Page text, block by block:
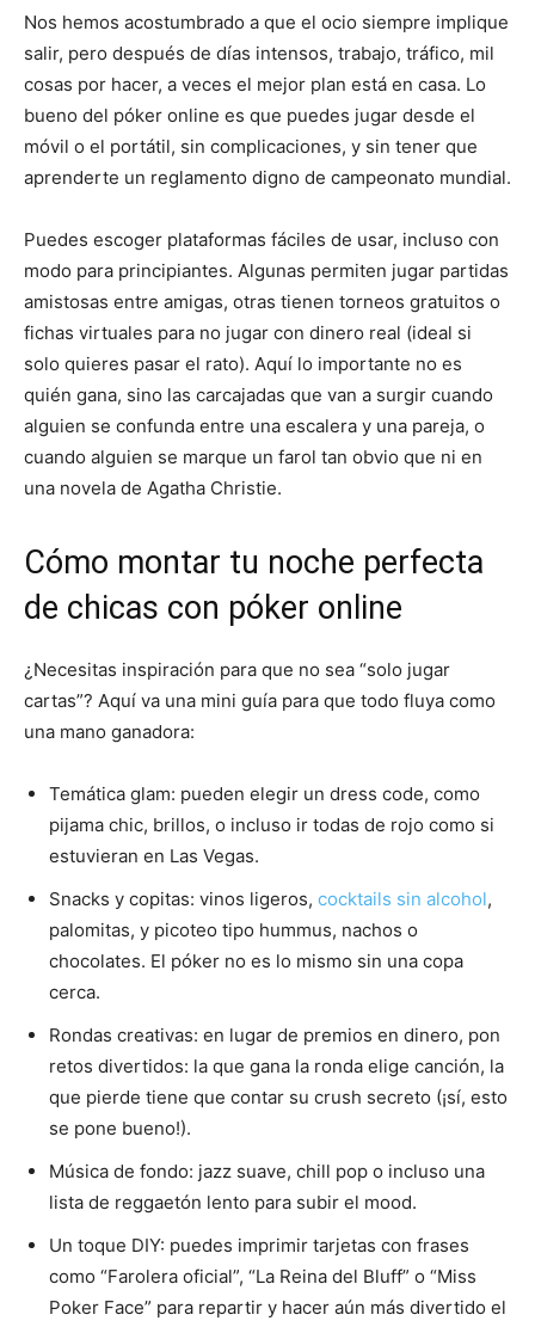
Nos hemos acostumbrado a que el ocio siempre implique
salir, pero después de días intensos, trabajo, tráfico, mil
cosas por hacer, a veces el mejor plan está en casa. Lo
bueno del póker online es que puedes jugar desde el
móvil o el portátil, sin complicaciones, y sin tener que
aprenderte un reglamento digno de campeonato mundial.
Puedes escoger plataformas fáciles de usar, incluso con
modo para principiantes. Algunas permiten jugar partidas
amistosas entre amigas, otras tienen torneos gratuitos o
fichas virtuales para no jugar con dinero real (ideal si
solo quieres pasar el rato). Aquí lo importante no es
quién gana, sino las carcajadas que van a surgir cuando
alguien se confunda entre una escalera y una pareja, o
cuando alguien se marque un farol tan obvio que ni en
una novela de Agatha Christie.
Cómo montar tu noche perfecta
de chicas con póker online
¿Necesitas inspiración para que no sea “solo jugar
cartas”? Aquí va una mini guía para que todo fluya como
una mano ganadora:
Temática glam: pueden elegir un dress code, como
pijama chic, brillos, o incluso ir todas de rojo como si
estuvieran en Las Vegas.
Snacks y copitas: vinos ligeros, cocktails sin alcohol,
palomitas, y picoteo tipo hummus, nachos o
chocolates. El póker no es lo mismo sin una copa
cerca.
Rondas creativas: en lugar de premios en dinero, pon
retos divertidos: la que gana la ronda elige canción, la
que pierde tiene que contar su crush secreto (¡sí, esto
se pone bueno!).
Música de fondo: jazz suave, chill pop o incluso una
lista de reggaetón lento para subir el mood.
Un toque DIY: puedes imprimir tarjetas con frases
como “Farolera oficial”, “La Reina del Bluff” o “Miss
Poker Face” para repartir y hacer aún más divertido el